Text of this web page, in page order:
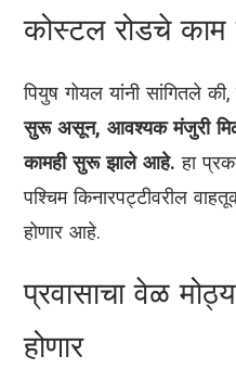
कोस्टल रोडचे काम
पियुष गोयल यांनी सांगितले की,
सुरू असून, आवश्यक मंजुरी
कामही सुरू झाले आहे. हा
पश्चिम किनारपट्टीवरील
होणार आहे.
प्रवासाचा वेळ
होणार